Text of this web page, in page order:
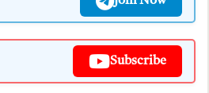
Subscribe